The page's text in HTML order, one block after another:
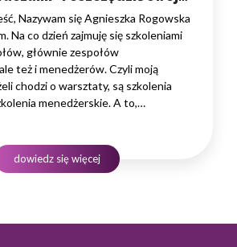
Nazywam się Agnieszka Rogowska
Na co dzień zajmuję się szkoleniami
głównie zespołów
też i menedżerów. Czyli moją
chodzi o warsztaty, są szkolenia
menedżerskie. A to,
dzień w pracy. To jest obszar związany
sobie zadań, celów.…
dowiedz się więcej